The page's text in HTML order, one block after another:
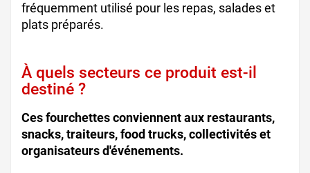
fréquemment utilisé pour les repas, salades et
plats préparés.
À quels secteurs ce produit est-il
destiné ?
Ces fourchettes conviennent aux restaurants,
snacks, traiteurs, food trucks, collectivités et
organisateurs d'événements.